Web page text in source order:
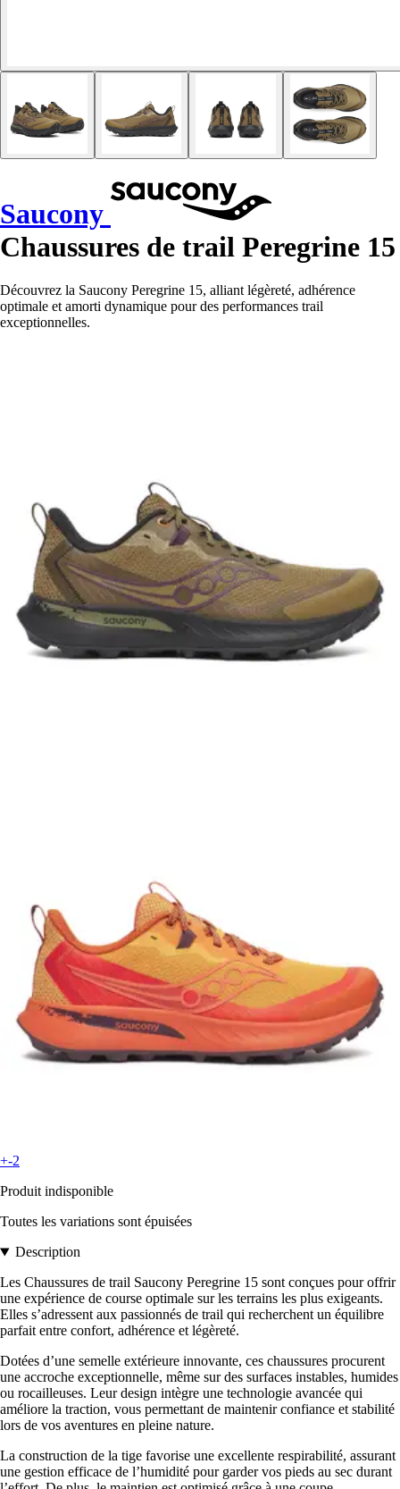
Saucony
Chaussures de trail Peregrine 15
Découvrez la Saucony Peregrine 15, alliant légèreté, adhérence
optimale et amorti dynamique pour des performances trail
exceptionnelles.
+-2
Produit indisponible
Toutes les variations sont épuisées
Description
Les Chaussures de trail Saucony Peregrine 15 sont conçues pour offrir
une expérience de course optimale sur les terrains les plus exigeants.
Elles s’adressent aux passionnés de trail qui recherchent un équilibre
parfait entre confort, adhérence et légèreté.
Dotées d’une semelle extérieure innovante, ces chaussures procurent
une accroche exceptionnelle, même sur des surfaces instables, humides
ou rocailleuses. Leur design intègre une technologie avancée qui
améliore la traction, vous permettant de maintenir confiance et stabilité
lors de vos aventures en pleine nature.
La construction de la tige favorise une excellente respirabilité, assurant
une gestion efficace de l’humidité pour garder vos pieds au sec durant